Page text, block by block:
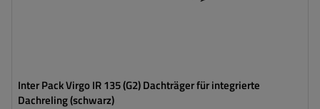
Inter Pack Virgo IR 135 (G2) Dachträger für integrierte
Dachreling (schwarz)